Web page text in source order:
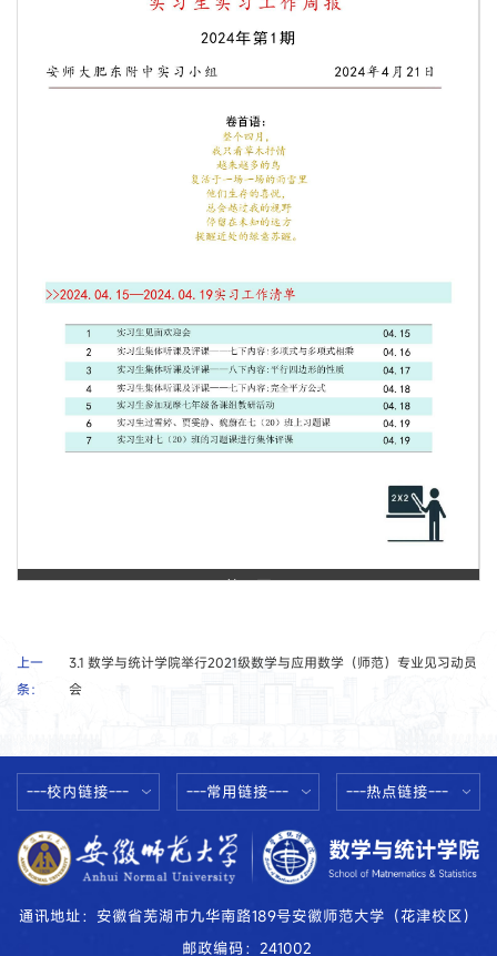
第 1 页
上一
条：
3.1 数学与统计学院举行2021级数学与应用数学（师范）专业见习动员
会
---校内链接--- ---常用链接--- ---热点链接---
通讯地址：安徽省芜湖市九华南路189号安徽师范大学（花津校区）
邮政编码：241002